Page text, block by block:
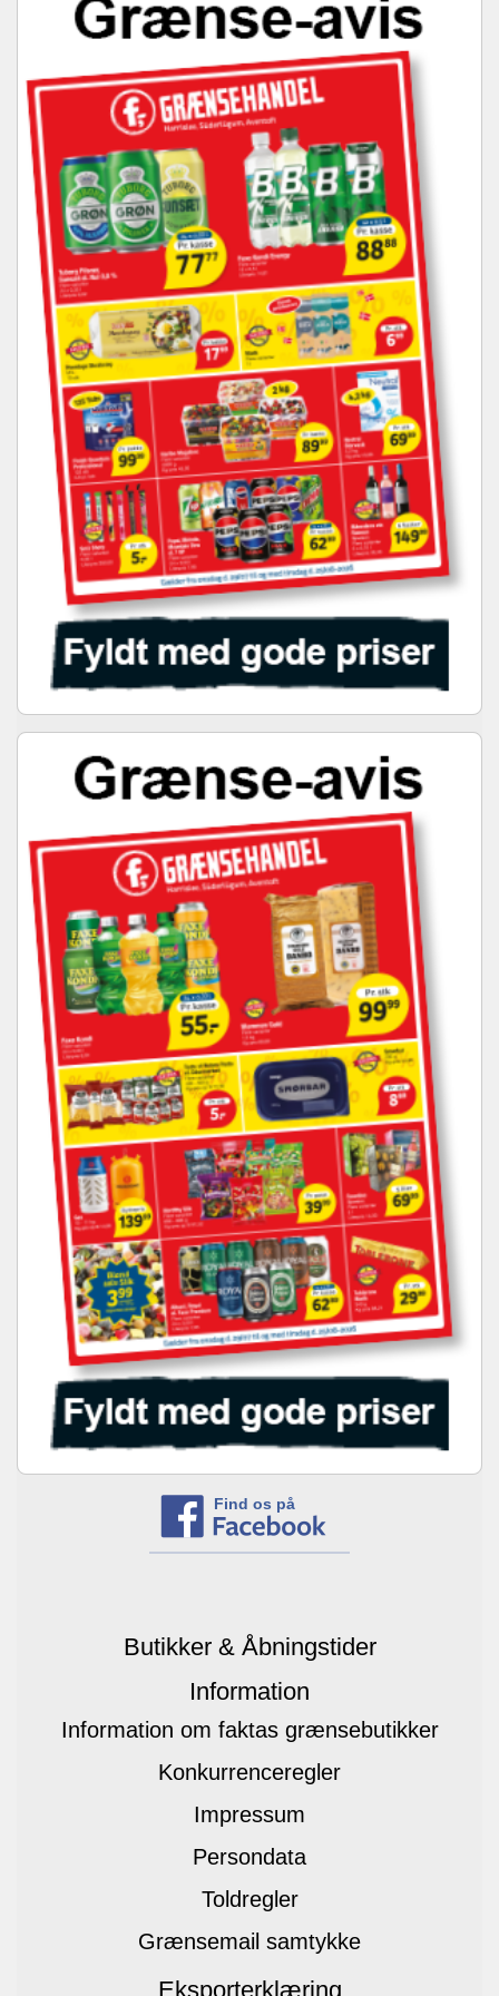
Find os på
Butikker & Åbningstider
Information
Information om faktas grænsebutikker
Konkurrenceregler
Impressum
Persondata
Toldregler
Grænsemail samtykke
Eksporterklæring